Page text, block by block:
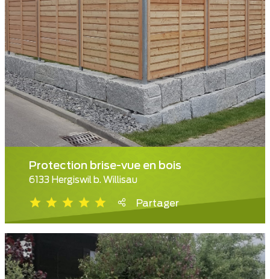
Protection brise-vue en bois
6133 Hergiswil b. Willisau
Partager